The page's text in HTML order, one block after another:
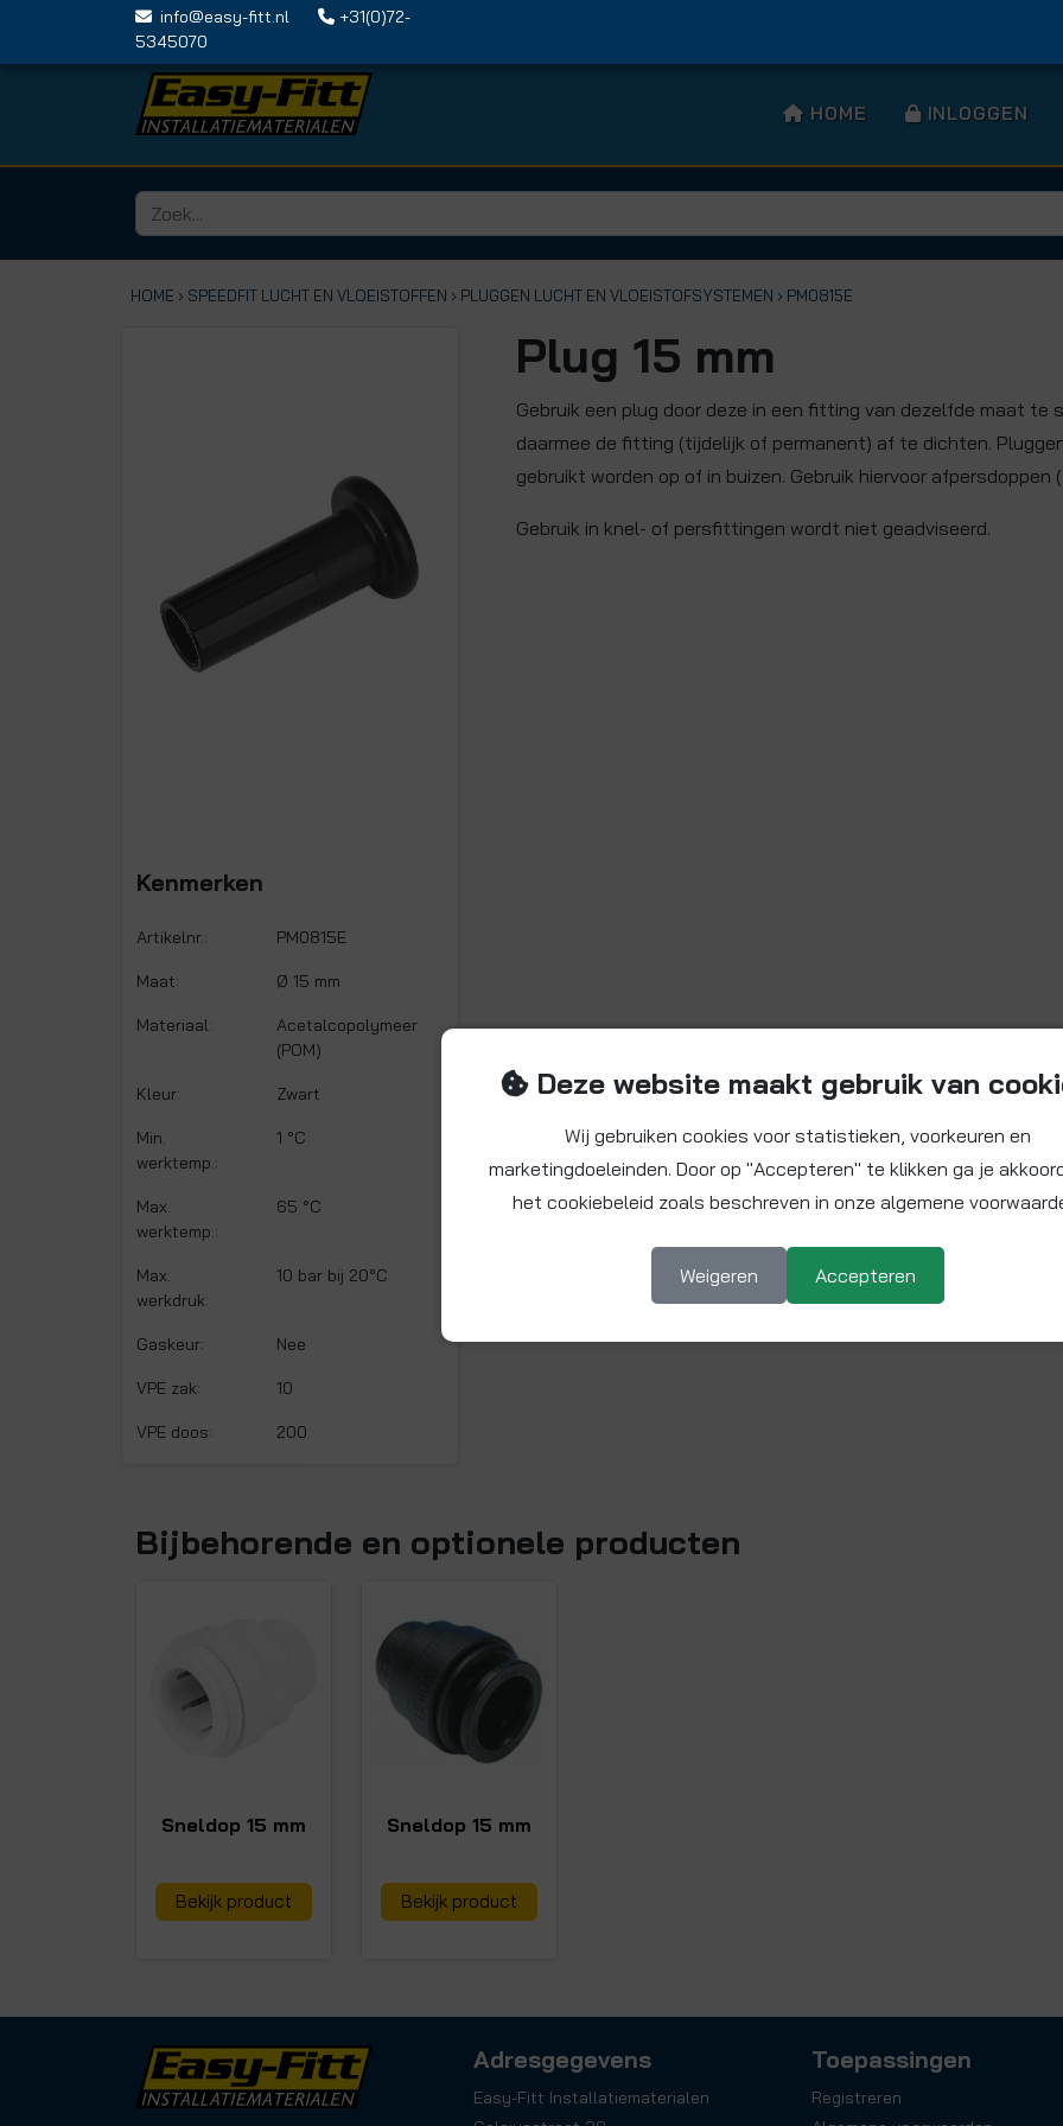
info@easy-fitt.nl
+31(0)72-
5345070
HOME INLOGGEN
HOME › SPEEDFIT LUCHT EN VLOEISTOFFEN › PLUGGEN LUCHT EN VLOEISTOFSYSTEMEN › PM0815E
Kenmerken
Artikelnr.: PM0815E
Maat: Ø 15 mm
Materiaal:
Acetalcopolymeer
(POM)
Kleur: Zwart
Min.
werktemp.:
1 °C
Max.
werktemp.:
65 °C
Max.
werkdruk:
10 bar bij 20°C
Gaskeur: Nee
VPE zak: 10
VPE doos: 200
Plug 15 mm
Gebruik een plug door deze in een fitting van dezelfde maat te
daarmee de fitting (tijdelijk of permanent) af te dichten.
gebruikt worden op of in buizen. Gebruik hiervoor afpersdoppen
Gebruik in knel- of persfittingen wordt niet geadviseerd.
Bijbehorende en optionele producten
Sneldop 15 mm
Bekijk product
Sneldop 15 mm
Bekijk product
Adresgegevens
Easy-Fitt Installatiematerialen
Toepassingen
Registreren
Deze website maakt gebruik van
Wij gebruiken cookies voor statistieken, voorkeuren en
marketingdoeleinden. Door op "Accepteren" te klikken ga je
het cookiebeleid zoals beschreven in onze algemene
Weigeren Accepteren